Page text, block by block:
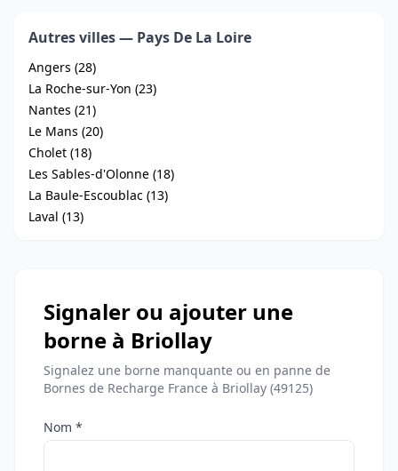
Autres villes — Pays De La Loire
Angers (28)
La Roche-sur-Yon (23)
Nantes (21)
Le Mans (20)
Cholet (18)
Les Sables-d'Olonne (18)
La Baule-Escoublac (13)
Laval (13)
Signaler ou ajouter une
borne à Briollay
Signalez une borne manquante ou en panne de
Bornes de Recharge France à Briollay (49125)
Nom *